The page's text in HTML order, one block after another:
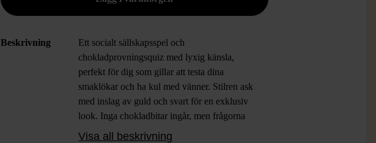
Beskrivning
Ett socialt sällskapsspel och
chokladprovningsquiz med lyxig känsla,
perfekt för dig som gillar att testa dina
smaklökar och ha kul med vänner. Stilren ask
med inslag av guld och svart för en exklusiv
look. Inga chokladbitar ingår, men frågorna
och upplägget gör detta till en smakrik och
Visa all beskrivning